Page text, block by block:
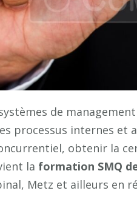
de
processus internes et
obtenir la
la formation SMQ
Metz et ailleurs en